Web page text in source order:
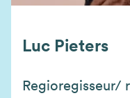
Luc Pieters
Regioregisseur/